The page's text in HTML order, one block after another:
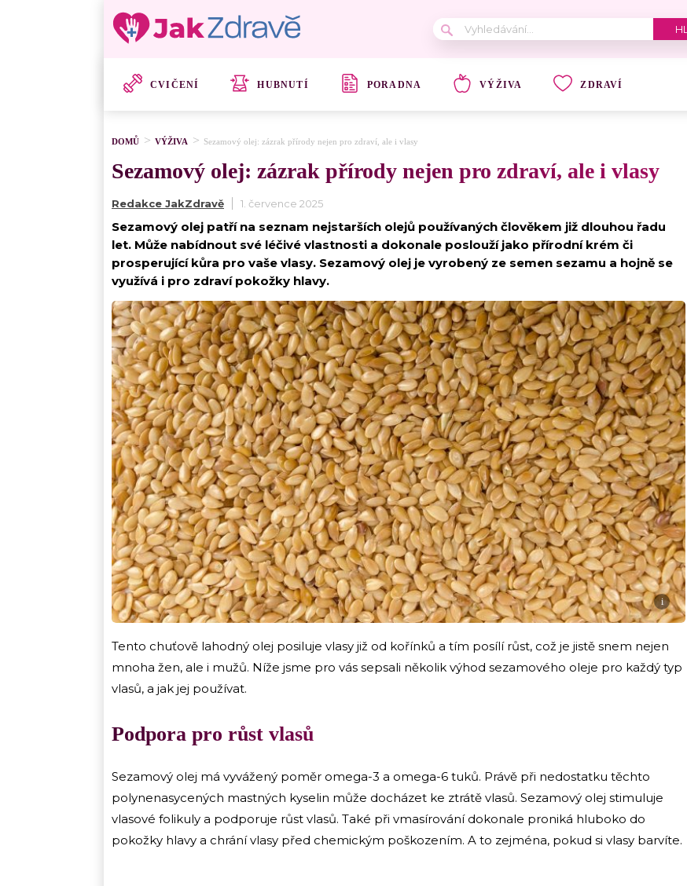
CVIČENÍ HUBNUTÍ PORADNA VÝŽIVA ZDRAVÍ
DOMŮ VÝŽIVA Sezamový olej: zázrak přírody nejen pro zdraví, ale i vlasy
Sezamový olej: zázrak přírody nejen pro zdraví, ale i vlasy
Redakce JakZdravě 1. července 2025
Sezamový olej patří na seznam nejstarších olejů používaných člověkem již dlouhou řadu
let. Může nabídnout své léčivé vlastnosti a dokonale poslouží jako přírodní krém či
prosperující kůra pro vaše vlasy. Sezamový olej je vyrobený ze semen sezamu a hojně se
využívá i pro zdraví pokožky hlavy.
i
Tento chuťově lahodný olej posiluje vlasy již od kořínků a tím posílí růst, což je jistě snem nejen
mnoha žen, ale i mužů. Níže jsme pro vás sepsali několik výhod sezamového oleje pro každý typ
vlasů, a jak jej používat.
Podpora pro růst vlasů
Sezamový olej má vyvážený poměr omega-3 a omega-6 tuků. Právě při nedostatku těchto
polynenasycených mastných kyselin může docházet ke ztrátě vlasů. Sezamový olej stimuluje
vlasové folikuly a podporuje růst vlasů. Také při vmasírování dokonale proniká hluboko do
pokožky hlavy a chrání vlasy před chemickým poškozením. A to zejména, pokud si vlasy barvíte.